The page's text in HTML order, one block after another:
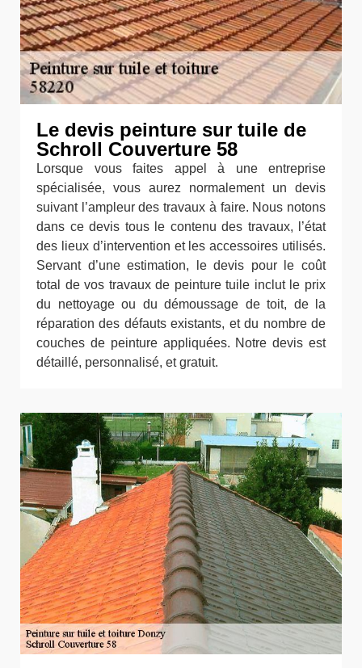
Le devis peinture sur tuile de
Schroll Couverture 58
Lorsque vous faites appel à une entreprise
spécialisée, vous aurez normalement un devis
suivant l’ampleur des travaux à faire. Nous notons
dans ce devis tous le contenu des travaux, l’état
des lieux d’intervention et les accessoires utilisés.
Servant d’une estimation, le devis pour le coût
total de vos travaux de peinture tuile inclut le prix
du nettoyage ou du démoussage de toit, de la
réparation des défauts existants, et du nombre de
couches de peinture appliquées. Notre devis est
détaillé, personnalisé, et gratuit.